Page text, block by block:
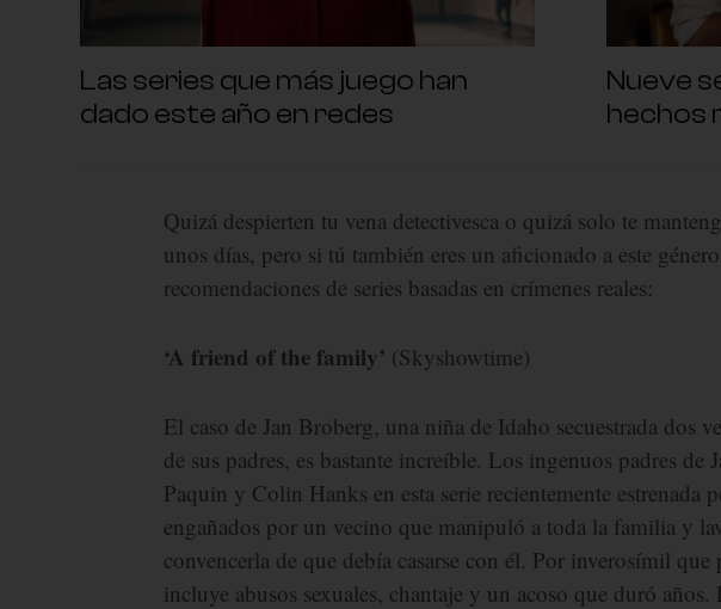
Las series que más juego han
dado este año en redes
Nueve
hechos
Quizá despierten tu vena detectivesca o quizá solo te
unos días, pero si tú también eres un aficionado a este
recomendaciones de series basadas en crímenes reales:
‘A friend of the family’ (Skyshowtime)
El caso de Jan Broberg, una niña de Idaho secuestrada dos
de sus padres, es bastante increíble. Los ingenuos padres de
Paquin y Colin Hanks en esta serie recientemente estrenada
engañados por un vecino que manipuló a toda la familia y
convencerla de que debía casarse con él. Por inverosímil que
incluye abusos sexuales, chantaje y un acoso que duró